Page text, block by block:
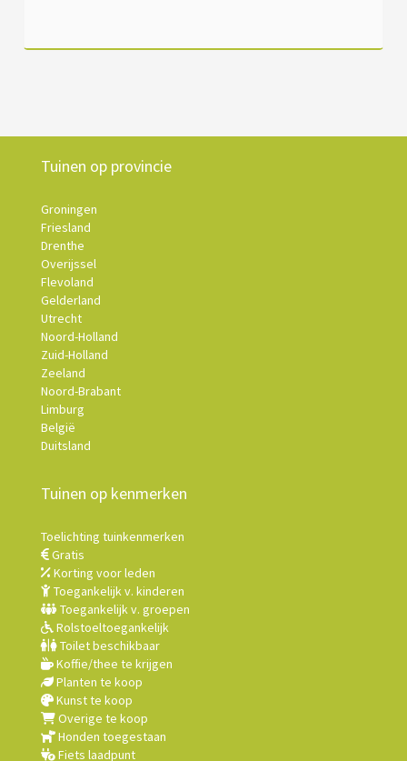
Tuinen op provincie
Groningen
Friesland
Drenthe
Overijssel
Flevoland
Gelderland
Utrecht
Noord-Holland
Zuid-Holland
Zeeland
Noord-Brabant
Limburg
België
Duitsland
Tuinen op kenmerken
Toelichting tuinkenmerken
Gratis
Korting voor leden
Toegankelijk v. kinderen
Toegankelijk v. groepen
Rolstoeltoegankelijk
Toilet beschikbaar
Koffie/thee te krijgen
Planten te koop
Kunst te koop
Overige te koop
Honden toegestaan
Fiets laadpunt